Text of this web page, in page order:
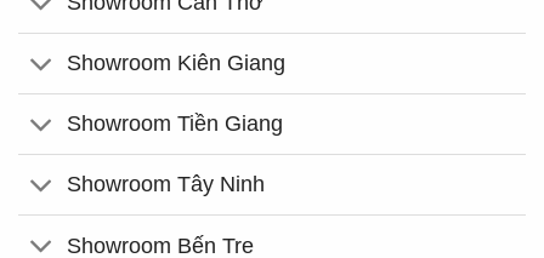
Showroom Kiên Giang
Showroom Tiền Giang
Showroom Tây Ninh
Showroom Bến Tre